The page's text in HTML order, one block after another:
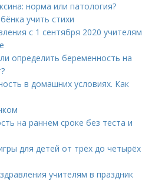
норма или патология?
учить стихи
с 1 сентября 2020 учителям
определить беременность на
в домашних условиях. Как
на раннем сроке без теста и
для детей от трёх до четырёх
учителям в праздник